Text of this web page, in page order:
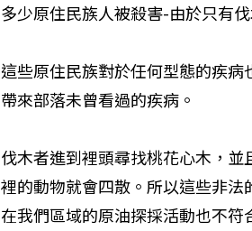
多少原住民族人被殺害-由於只有
這些原住民族對於任何型態的疾
帶來部落未曾看過的疾病。
伐木者進到裡頭尋找桃花心木，
裡的動物就會四散。所以這些非法
在我們區域的原油探採活動也不